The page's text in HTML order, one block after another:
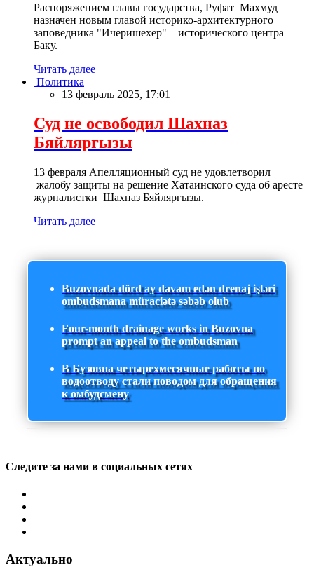
Распоряжением главы государства, Руфат Махмуд
назначен новым главой историко-архитектурного
заповедника "Ичеришехер" – исторического центра
Баку.
Читать далее
Политика
13 февраль 2025, 17:01
Суд не освободил Шахназ
Бяйляргызы
13 февраля Апелляционный суд не удовлетворил
жалобу защиты на решение Хатаинского суда об аресте
журналистки Шахназ Бяйляргызы.
Читать далее
Buzovnada dörd ay davam edən drenaj işləri
ombudsmana müraciətə səbəb olub
Four-month drainage works in Buzovna
prompt an appeal to the ombudsman
В Бузовна четырехмесячные работы по
водоотводу стали поводом для обращения
к омбудсмену
Следите за нами в социальных сетях
Актуально